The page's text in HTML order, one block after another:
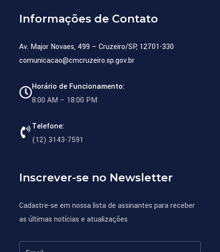
Informações de Contato
Av. Major Novaes, 499 – Cruzeiro/SP, 12701-330
comunicacao@cmcruzeiro.sp.gov.br
Horário de Funcionamento:
8:00 AM – 18:00 PM
Telefone:
(12) 3143-7591
Inscrever-se no Newsletter
Cadastre-se em nossa lista de assinantes para receber
as últimas notícias e atualizações